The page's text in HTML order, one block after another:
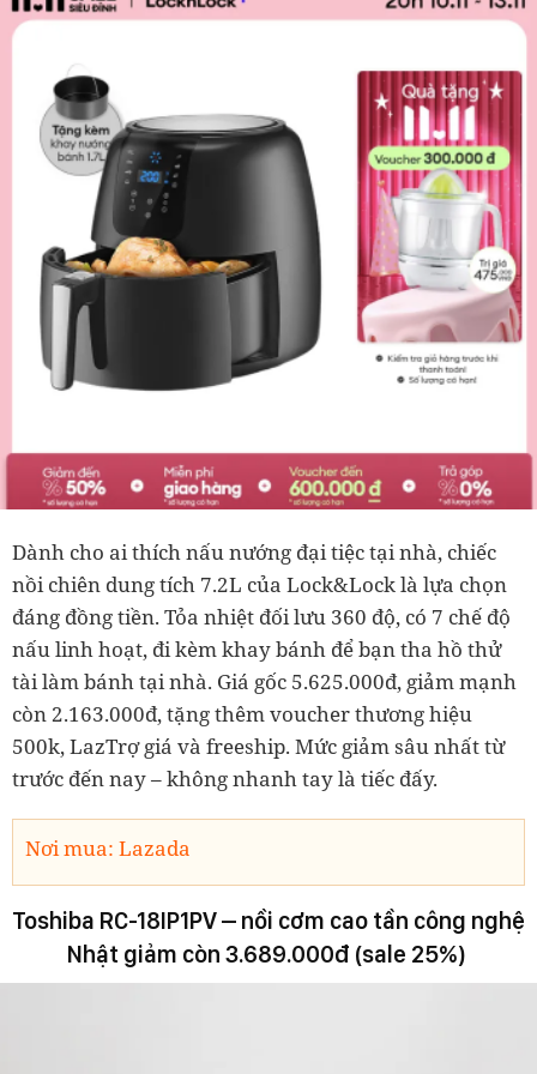
Dành cho ai thích nấu nướng đại tiệc tại nhà, chiếc
nồi chiên dung tích 7.2L của Lock&Lock là lựa chọn
đáng đồng tiền. Tỏa nhiệt đối lưu 360 độ, có 7 chế độ
nấu linh hoạt, đi kèm khay bánh để bạn tha hồ thử
tài làm bánh tại nhà. Giá gốc 5.625.000đ, giảm mạnh
còn 2.163.000đ, tặng thêm voucher thương hiệu
500k, LazTrợ giá và freeship. Mức giảm sâu nhất từ
trước đến nay – không nhanh tay là tiếc đấy.
Nơi mua: Lazada
Toshiba RC-18IP1PV – nồi cơm cao tần công nghệ
Nhật giảm còn 3.689.000đ (sale 25%)